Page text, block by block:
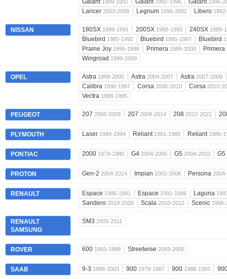
Galant 1989-1992 Galant 1992-1996 Galant 1996-
Lancer 2003-2008 Legnum 1996-2002 Libero
NISSAN 180SX 1989-1991 200SX 1988-1993 240SX 1989-
Bluebird 1985-1992 Bluebird 1995-1997 Bluebird
Prairie Joy 1995-1998 Primera 1995-2000 Primera
Wingroad 1999-2000
OPEL Astra 1998-2005 Astra 2004-2007 Astra 2007-2009
Calibra 1990-1997 Corsa 2006-2010 Corsa 2010-
Vectra 1988-1995
PEUGEOT 207 2006-2009 207 2009-2014 208 2012-2021
PLYMOUTH Laser 1989-1994 Reliant 1981-1985 Reliant 1986-
PONTIAC 2000 1979-1980 G4 2004-2006 G5 2004-2010
PROTON Gen-2 2004-2014 Impian 2001-2008 Persona
RENAULT Espace 1986-1991 Espace 1991-1996 Laguna
Sandero 2019-2026 Scala 2010-2012 Scenic
RENAULT
SAMSUNG
SM3 2005-2011
ROVER 600 1993-1999 Streetwise 2003-2005
SAAB 9-3 1998-2003 900 1979-1987 900 1988-1993